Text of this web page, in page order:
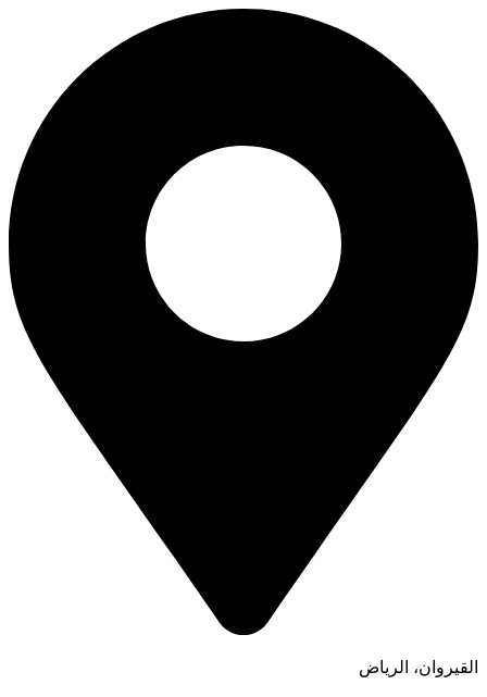
القيروان، الرياض